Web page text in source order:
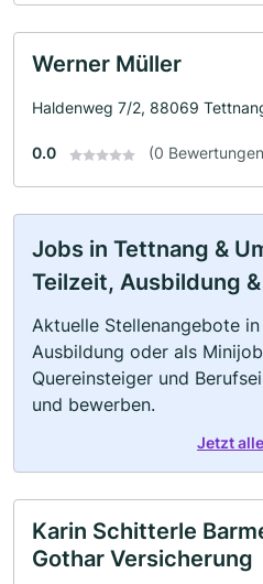
Werner Müller
Haldenweg 7/2, 88069
0.0 (0
Jobs in Tettnang &
Teilzeit, Ausbildung
Aktuelle Stellenangebote
Ausbildung oder als
Quereinsteiger und
und bewerben.
Jetzt
Karin Schitterle
Gothar Versicherung